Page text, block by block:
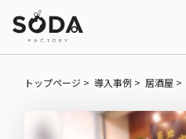
トップページ 導入事例 居酒屋